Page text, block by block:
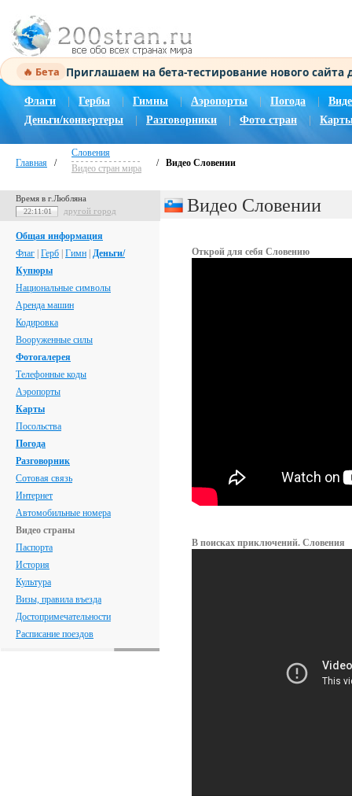
🔥 Бета Приглашаем на бета-тестирование нового
Флаги Гербы Гимны | Аэропорты Погода |
Деньги/конвертеры
Разговорники Фото стран
Главная /
Словения
Видео стран мира
/ Видео Словении
Время в г.Любляна
22:11:02 другой город
Общая информация
Флаг Герб Гимн Деньги/
Купюры
Национальные символы
Аренда машин
Кодировка
Вооруженные силы
Фотогалерея
Телефонные коды
Аэропорты
Карты
Посольства
Погода
Разговорник
Сотовая связь
Интернет
Автомобильные номера
Видео страны
Паспорта
История
Культура
Визы, правила въезда
Достопримечательности
Расписание поездов
Видео Словении
Открой для себя Словению
В поисках приключений. Словения